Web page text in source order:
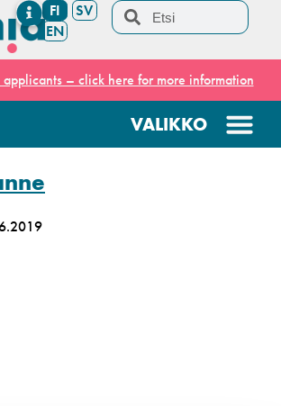
FI
SV
EN
– click here for more information